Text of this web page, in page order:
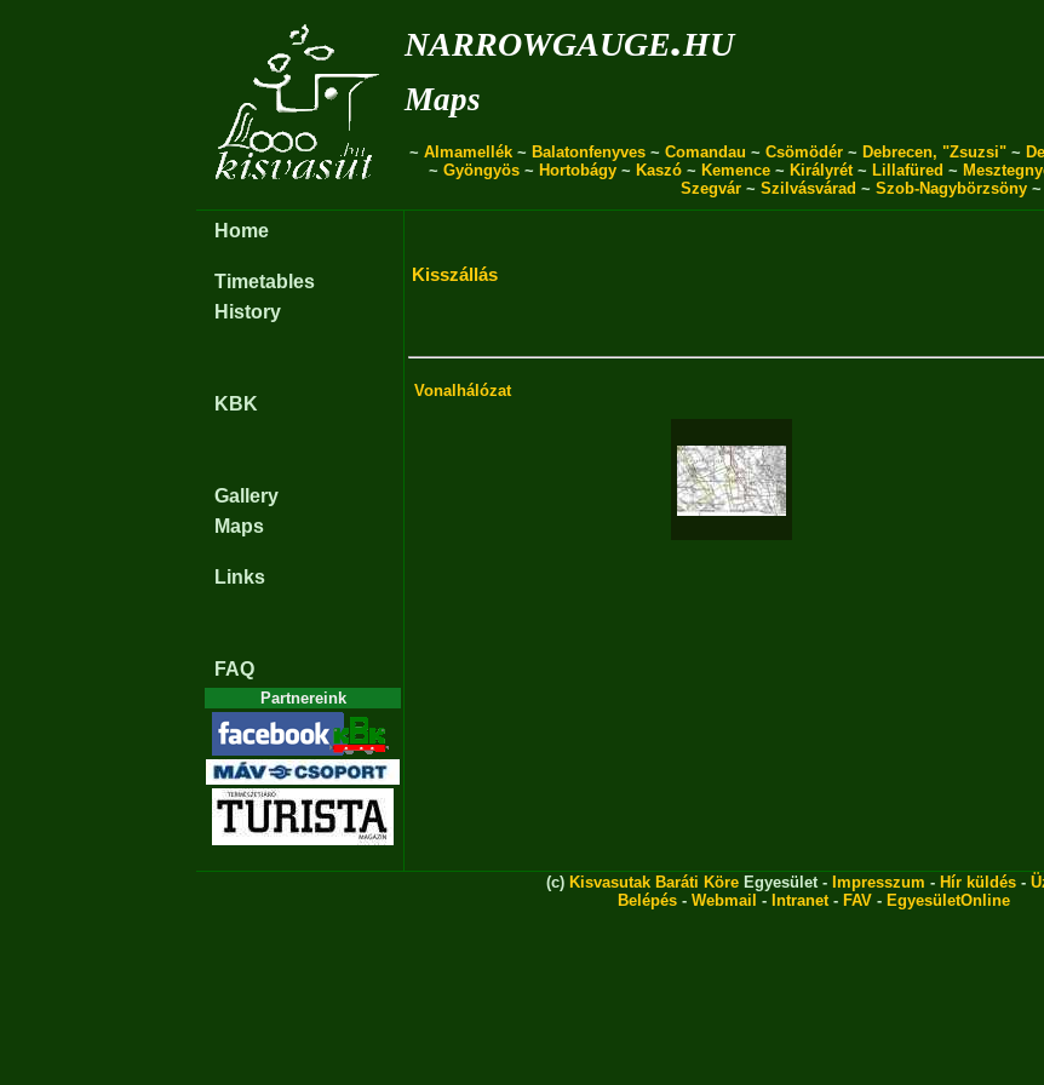
narrowgauge.hu
Maps
~ Almamellék~ Balatonfenyves~ Comandau ~ Csömödér~ Debrecen, "Zsuzsi"~
~ Gyöngyös~ Hortobágy~ Kaszó~ Kemence~ Királyrét~ Lillafüred ~
Szegvár ~ Szilvásvárad ~ Szob-Nagybörzsöny ~
Home
Timetables
History
KBK
Gallery
Maps
Links
FAQ
Partnereink
Kisszállás
Vonalhálózat
(c) Kisvasutak Baráti Köre Egyesület - Impresszum - Hír küldés -
Belépés - Webmail - Intranet- FAV - EgyesületOnline